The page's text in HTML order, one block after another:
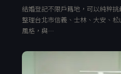
結婚登記不限戶籍地，可以純粹
整理台北市信義、士林、大安、
風格，與…